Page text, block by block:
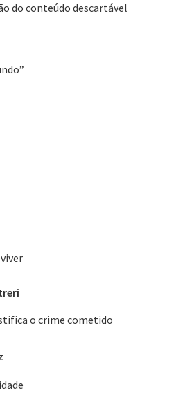
do conteúdo descartável
o crime cometido